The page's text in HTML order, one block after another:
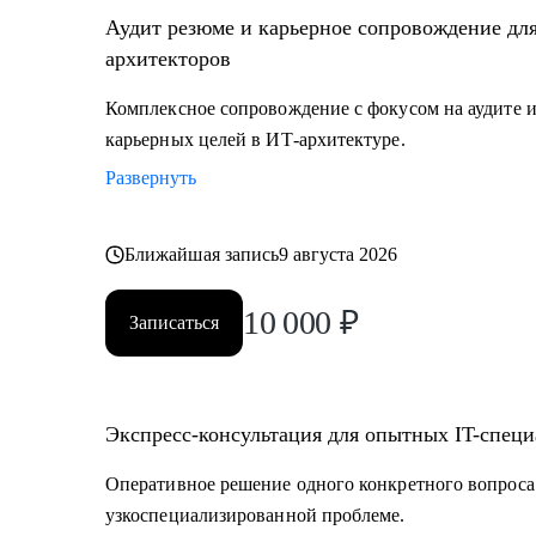
Аудит резюме и карьерное сопровождение
архитекторов
Комплексное сопровождение с фокусом на аудите
карьерных целей в ИТ-архитектуре.
Развернуть
Ближайшая запись9 августа 2026
Записаться 10 000 ₽
Экспресс-консультация для опытных IT-
Оперативное решение одного конкретного
узкоспециализированной проблеме.